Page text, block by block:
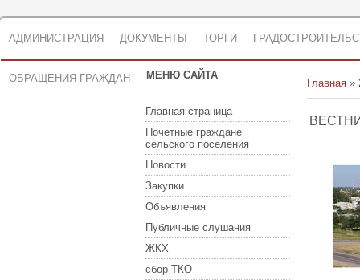
АДМИНИСТРАЦИЯ ДОКУМЕНТЫ ТОРГИ
ОБРАЩЕНИЯ ГРАЖДАН МЕНЮ САЙТА
Главная страница
Почетные граждане
сельского поселения
Новости
Закупки
Объявления
Публичные слушания
ЖКХ
сбор ТКО
Главная »